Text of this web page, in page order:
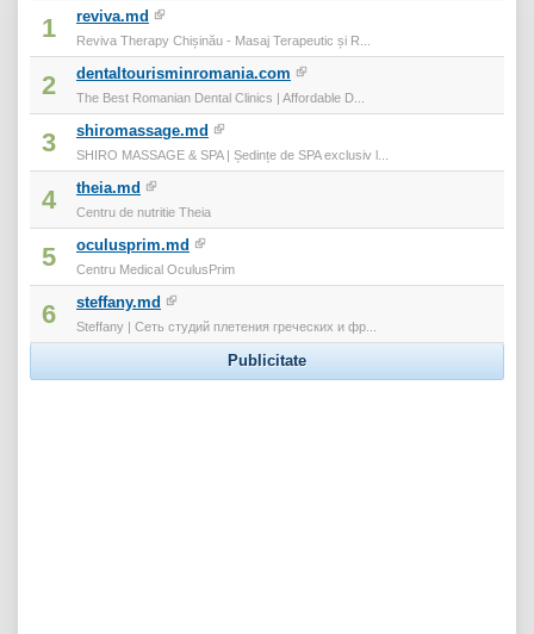
1 reviva.md
Reviva Therapy Chișinău - Masaj Terapeutic și R...
2 dentaltourisminromania.com
The Best Romanian Dental Clinics | Affordable D...
3 shiromassage.md
SHIRO MASSAGE & SPA | Ședințe de SPA exclusiv l...
4 theia.md
Centru de nutritie Theia
5 oculusprim.md
Centru Medical OculusPrim
6 steffany.md
Steffany | Сеть студий плетения греческих и фр...
Publicitate